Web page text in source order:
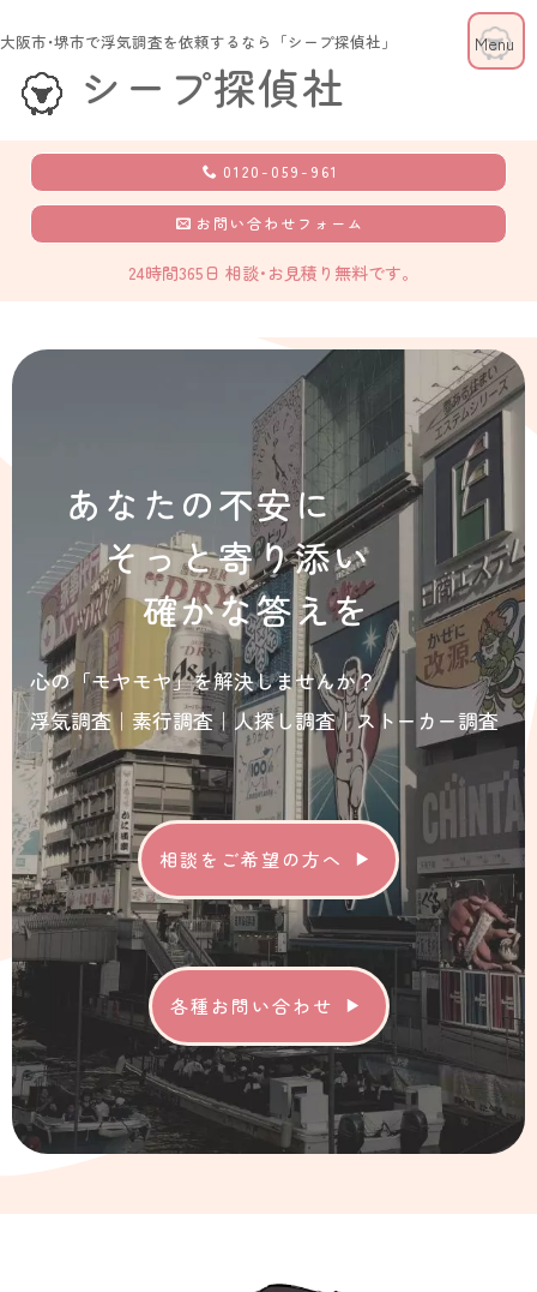
大阪市･堺市で浮気調査を依頼するなら「シープ探偵社」
シープ探偵社
0120-059-961
お問い合わせフォーム
24時間365日 相談･お見積り無料です。
あなたの不安に
そっと寄り添い
確かな答えを
心の「モヤモヤ」を解決しませんか？
浮気調査｜素行調査｜人探し調査｜ストーカー調査
相談をご希望の方へ
各種お問い合わせ